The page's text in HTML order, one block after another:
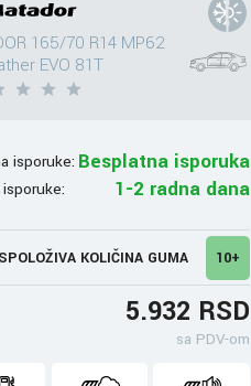
165/70 R14 MP62
EVO 81T
isporuke: Besplatna isporuka
isporuke: 1-2 radna dana
KOLIČINA GUMA 10+
5.932 RSD
sa PDV-om